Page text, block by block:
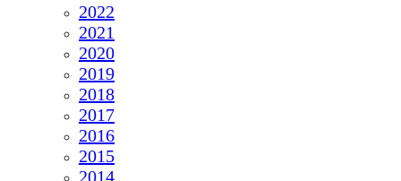
2022
2021
2020
2019
2018
2017
2016
2015
2014